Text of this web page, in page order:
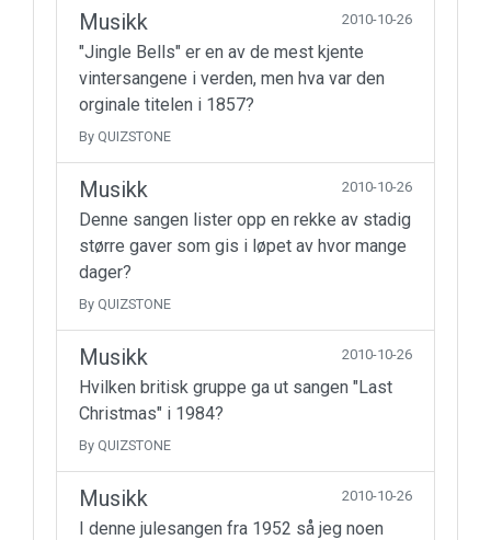
Musikk 2010-10-26
"Jingle Bells" er en av de mest kjente
vintersangene i verden, men hva var den
orginale titelen i 1857?
By QUIZSTONE
Musikk 2010-10-26
Denne sangen lister opp en rekke av stadig
større gaver som gis i løpet av hvor mange
dager?
By QUIZSTONE
Musikk 2010-10-26
Hvilken britisk gruppe ga ut sangen "Last
Christmas" i 1984?
By QUIZSTONE
Musikk 2010-10-26
I denne julesangen fra 1952 så jeg noen